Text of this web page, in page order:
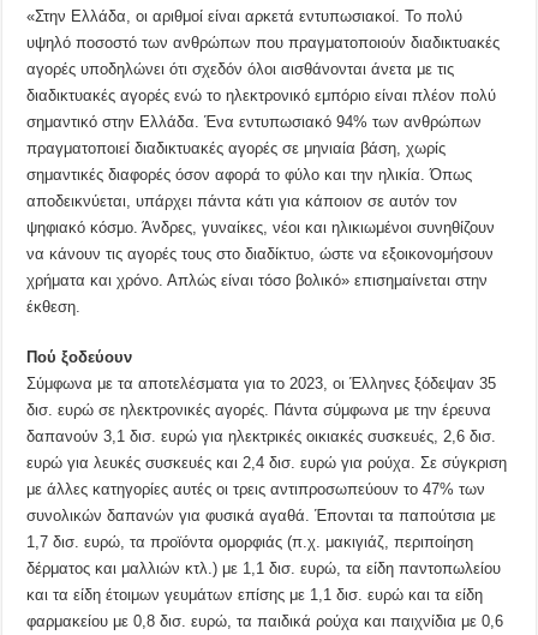
«Στην Ελλάδα, οι αριθμοί είναι αρκετά εντυπωσιακοί. Το πολύ
υψηλό ποσοστό των ανθρώπων που πραγματοποιούν διαδικτυακές
αγορές υποδηλώνει ότι σχεδόν όλοι αισθάνονται άνετα με τις
διαδικτυακές αγορές ενώ το ηλεκτρονικό εμπόριο είναι πλέον πολύ
σημαντικό στην Ελλάδα. Ένα εντυπωσιακό 94% των ανθρώπων
πραγματοποιεί διαδικτυακές αγορές σε μηνιαία βάση, χωρίς
σημαντικές διαφορές όσον αφορά το φύλο και την ηλικία. Όπως
αποδεικνύεται, υπάρχει πάντα κάτι για κάποιον σε αυτόν τον
ψηφιακό κόσμο. Άνδρες, γυναίκες, νέοι και ηλικιωμένοι συνηθίζουν
να κάνουν τις αγορές τους στο διαδίκτυο, ώστε να εξοικονομήσουν
χρήματα και χρόνο. Απλώς είναι τόσο βολικό» επισημαίνεται στην
έκθεση.
Πού ξοδεύουν
Σύμφωνα με τα αποτελέσματα για το 2023, οι Έλληνες ξόδεψαν 35
δισ. ευρώ σε ηλεκτρονικές αγορές. Πάντα σύμφωνα με την έρευνα
δαπανούν 3,1 δισ. ευρώ για ηλεκτρικές οικιακές συσκευές, 2,6 δισ.
ευρώ για λευκές συσκευές και 2,4 δισ. ευρώ για ρούχα. Σε σύγκριση
με άλλες κατηγορίες αυτές οι τρεις αντιπροσωπεύουν το 47% των
συνολικών δαπανών για φυσικά αγαθά. Έπονται τα παπούτσια με
1,7 δισ. ευρώ, τα προϊόντα ομορφιάς (π.χ. μακιγιάζ, περιποίηση
δέρματος και μαλλιών κτλ.) με 1,1 δισ. ευρώ, τα είδη παντοπωλείου
και τα είδη έτοιμων γευμάτων επίσης με 1,1 δισ. ευρώ και τα είδη
φαρμακείου με 0,8 δισ. ευρώ, τα παιδικά ρούχα και παιχνίδια με 0,6